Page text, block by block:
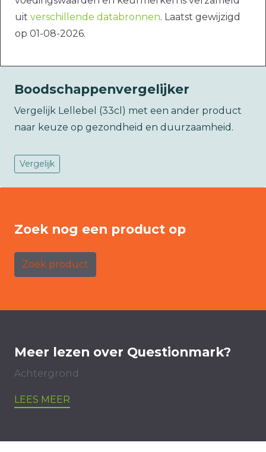
uit verschillende databronnen. Laatst gewijzigd
op 01-08-2026.
Boodschappenvergelijker
Vergelijk Lellebel (33cl) met een ander product
naar keuze op gezondheid en duurzaamheid.
Vergelijk
Zoek nog een product op
Zoek product
Meer lezen over Questionmark?
Achtergrond
LEES MEER